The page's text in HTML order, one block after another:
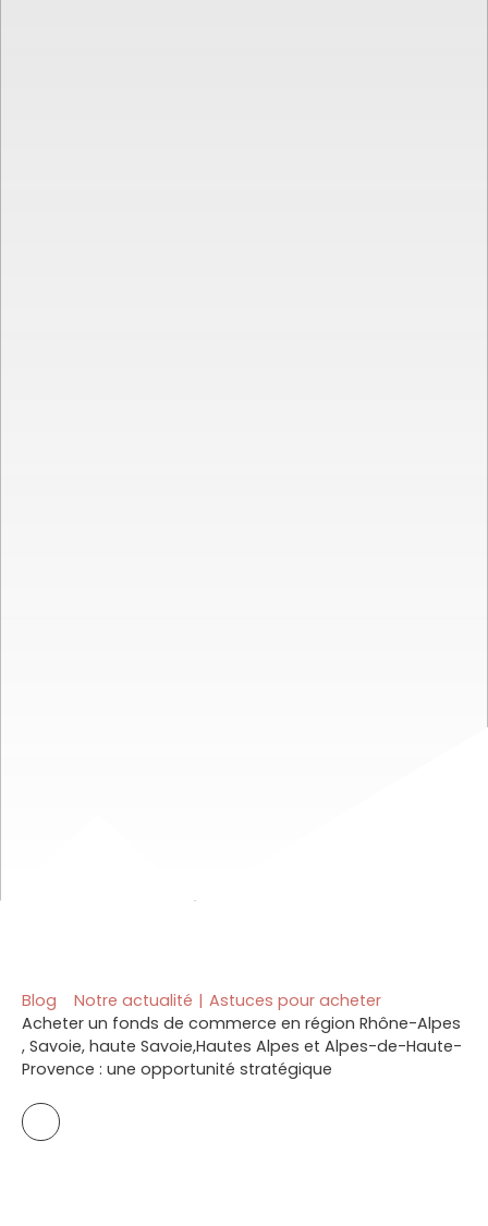
Blog Notre actualité | Astuces pour acheter
Acheter un fonds de commerce en région Rhône-Alpes
, Savoie, haute Savoie,Hautes Alpes et Alpes-de-Haute-
Provence : une opportunité stratégique